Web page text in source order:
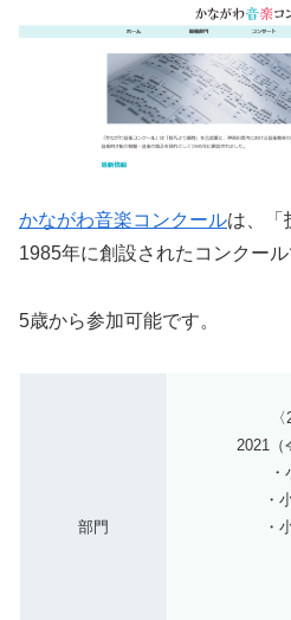
かながわ音楽コンクールは、「
1985年に創設されたコンクール
5歳から参加可能です。
部門
2021（
・
・